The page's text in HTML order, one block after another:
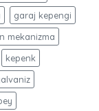
garaj kepengi
mekanizma
kepenk